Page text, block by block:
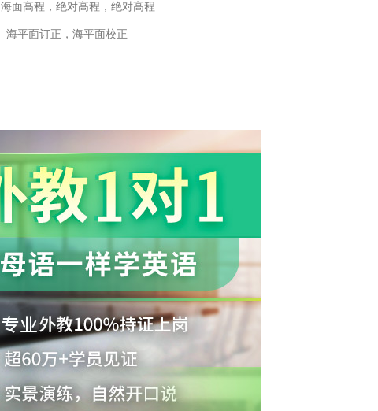
海面高程，绝对高程，绝对高程
海平面订正，海平面校正